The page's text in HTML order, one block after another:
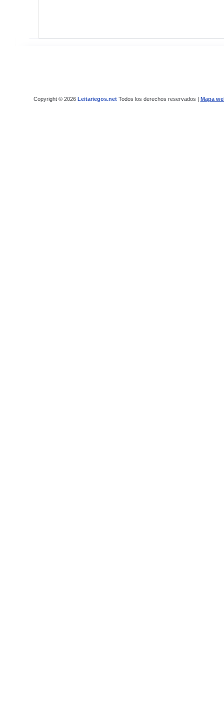
Copyright © 2026 Leitariegos.netTodos los derechos reservados | Mapa